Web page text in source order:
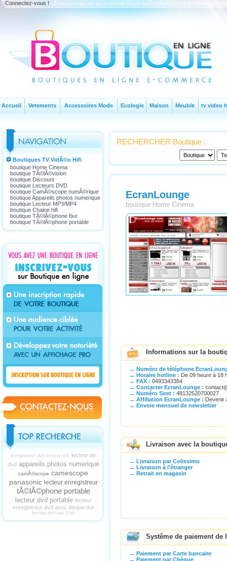
Connectez-vous ! - EcranLounge est un e-commerÃ§ant spÃ©cialisÃ© dans le home-
Accueil Vetements Accessoires Mode Ecologie Maison Meuble tv video
Boutiques TV VidÃ©o Hifi
boutique Home Cinema
boutique TÃ©lÃ©vision
boutique Discount
boutique Lecteurs DVD
boutique CamÃ©scope numÃ©rique
boutique Appareils photos numerique
boutique Lecteur MP3/MP4
boutique Chaine hifi
boutique TÃ©lÃ©phone fixe
boutique TÃ©lÃ©phone portable
enregistreur dvd lecteur vhs lecteur de
dvd appareils photos numerique
camÃ©scope camescope
panasonic lecteur enregistreur
tÃ©lÃ©phone portable
lecteur dvd portable lecteur
enregistreur dvd avec disque dur
lecteur dvd pas cher
RECHERCHER Boutique :
EcranLounge
boutique Home Cinema
Informations sur la
→ Numéro de téléphone
→ Horaire hotline : De 09 heure à 18
→ FAX : 0493343384
→ Contacter EcranLounge :
→ Numéro Siret : 48132520700027
→ Affiliation EcranLounge : Devenir
→ Envoie mensuel de newsletter
Livraison avec la
→ Livraison par Colissimo
→ Livraison à l'étranger
→ Retrait en magasin
Systême de paiement
→ Paiement par Carte bancaire
→ Paiement par Chèque